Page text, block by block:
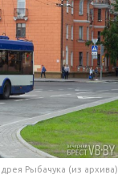
Рыбачука (из архива)